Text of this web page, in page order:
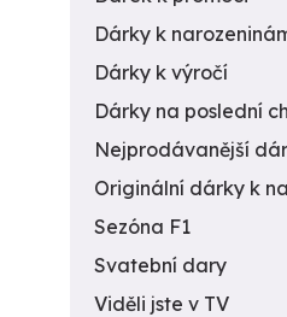
Dárky k
Dárky k výročí
Dárky na poslední
Nejprodávanější
Originální dárky k
Sezóna F1
Svatební dary
Viděli jste v TV